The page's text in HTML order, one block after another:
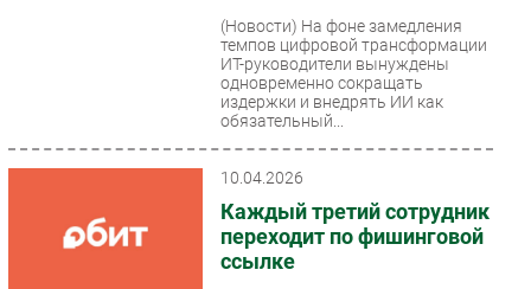
(Новости) На фоне замедления
темпов цифровой трансформации
ИТ-руководители вынуждены
одновременно сокращать
издержки и внедрять ИИ как
обязательный...
10.04.2026
Каждый третий сотрудник
переходит по фишинговой
ссылке